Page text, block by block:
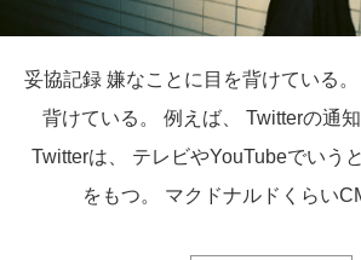
妥協記録 嫌なことに目を背けている
背けている。 例えば、 Twitterの通
Twitterは、 テレビやYouTubeでいう
をもつ。 マクドナルドくらい